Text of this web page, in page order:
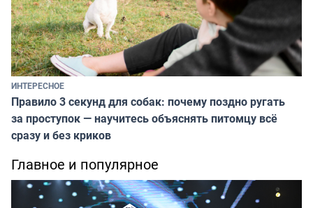
ИНТЕРЕСНОЕ
Правило 3 секунд для собак: почему поздно ругать
за проступок — научитесь объяснять питомцу всё
сразу и без криков
Главное и популярное